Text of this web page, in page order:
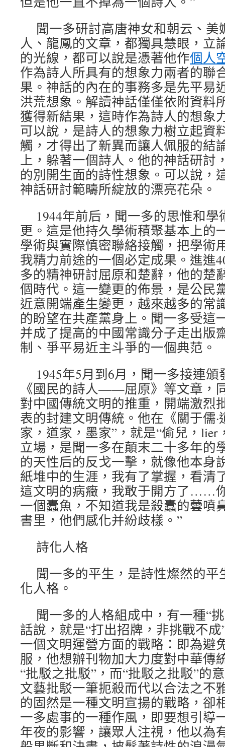
聞一多研討高唐神女和朝云、
人、龍鳳的文章，都獨具慧眼，立
的光線，都可以說是憑著他作個人
作為詩人所具有的想象力兩者的聯
果。神話的內在的事務多是先平易
洪荒想象。解讀神話僅僅依附資料
獲得新結果，這時作為詩人的想象
可以說，是詩人的想象力樹立起資
觸，才得出了新異而讓人佩服的結
上，躲著一個詩人。他的神話研討
的別開生面的詩性想象。可以說，
神話研討範疇所綻放的漂亮花朵。
1944年前后，聞一多的思惟和
更。這是他持久學術積聚基本上的
學術與實際慎密聯絡接觸，把學術
我精力前途的一個必定成果。進進
多的精神研討屈原和楚辭，他的楚
個時代。這一變更的佈景，是公民
近意開端產生變更，越來越多的常
的盼望在共產黨身上。聞一多受這
并成了提高的中國常識分子走出版
制、爭平易近主斗爭的一個典范。
1945年5月到6月，聞一多接連
《國民的詩人——屈原》等文章，
對中國傳統文明的推重，開端激烈
表的封建文明傳統。他在《關于儒·
家，道家，墨家”，就是“偷兒，lier
立場，是聞一多在顛末二十多年的
的天性后的反戈一擊，就像他本身
紙堆中的生涯，我有了掌握，看清
這文明的病癥，我敢于開方了……
一個蠹魚，不知道我是殺蠹的蕓噴
書里，他們感化并紛歧樣。”
詩化人格
聞一多的平生，是詩性燦然的
化人格。
聞一多的人格組成中，有一種“
話說，就是“打出招牌，非挑戰不
一個文明運營方面的戰略：即為避
服，他想辦刊物加大力度對中華傳
“批駁之批駁”，而“批駁之批駁”的
文藝批駁一筆扼殺而代以合法之不
的固然是一種文明宣揚的戰略，卻
一多處事的一種作風，即要想引導
年夜的影響，讓眾人注視，他以為